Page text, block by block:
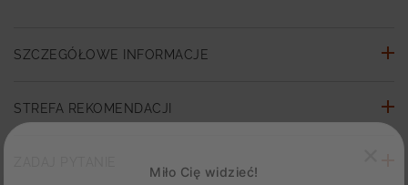
SZCZEGÓŁOWE INFORMACJE
STREFA REKOMENDACJI
Miło Cię widzieć!